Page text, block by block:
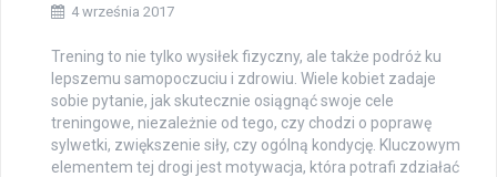
4 września 2017
Trening to nie tylko wysiłek fizyczny, ale także podróż ku
lepszemu samopoczuciu i zdrowiu. Wiele kobiet zadaje
sobie pytanie, jak skutecznie osiągnąć swoje cele
treningowe, niezależnie od tego, czy chodzi o poprawę
sylwetki, zwiększenie siły, czy ogólną kondycję. Kluczowym
elementem tej drogi jest motywacja, która potrafi zdziałać